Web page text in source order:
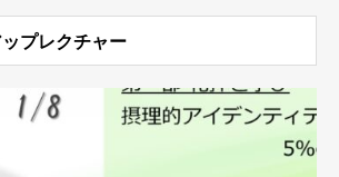
プレクチャー